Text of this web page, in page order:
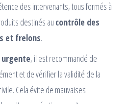
des intervenants, tous formés à
destinés au contrôle des
et frelons.
, il est recommandé de
et de vérifier la validité de la
Cela évite de mauvaises